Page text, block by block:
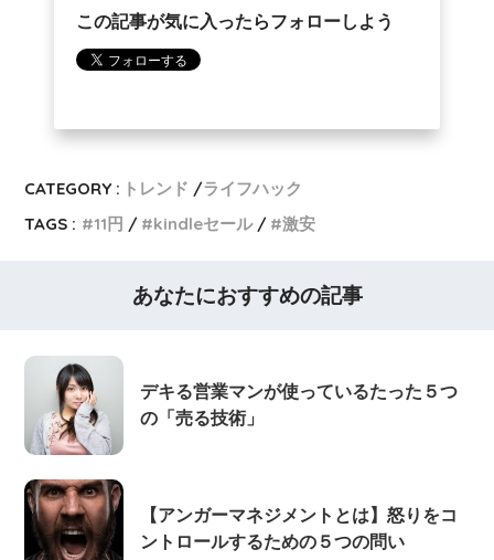
この記事が気に入ったらフォローしよう
CATEGORY : トレンド
ライフハック
TAGS :
11円 kindleセール 激安
あなたにおすすめの記事
デキる営業マンが使っているたった５つ
の「売る技術」
【アンガーマネジメントとは】怒りをコ
ントロールするための５つの問い